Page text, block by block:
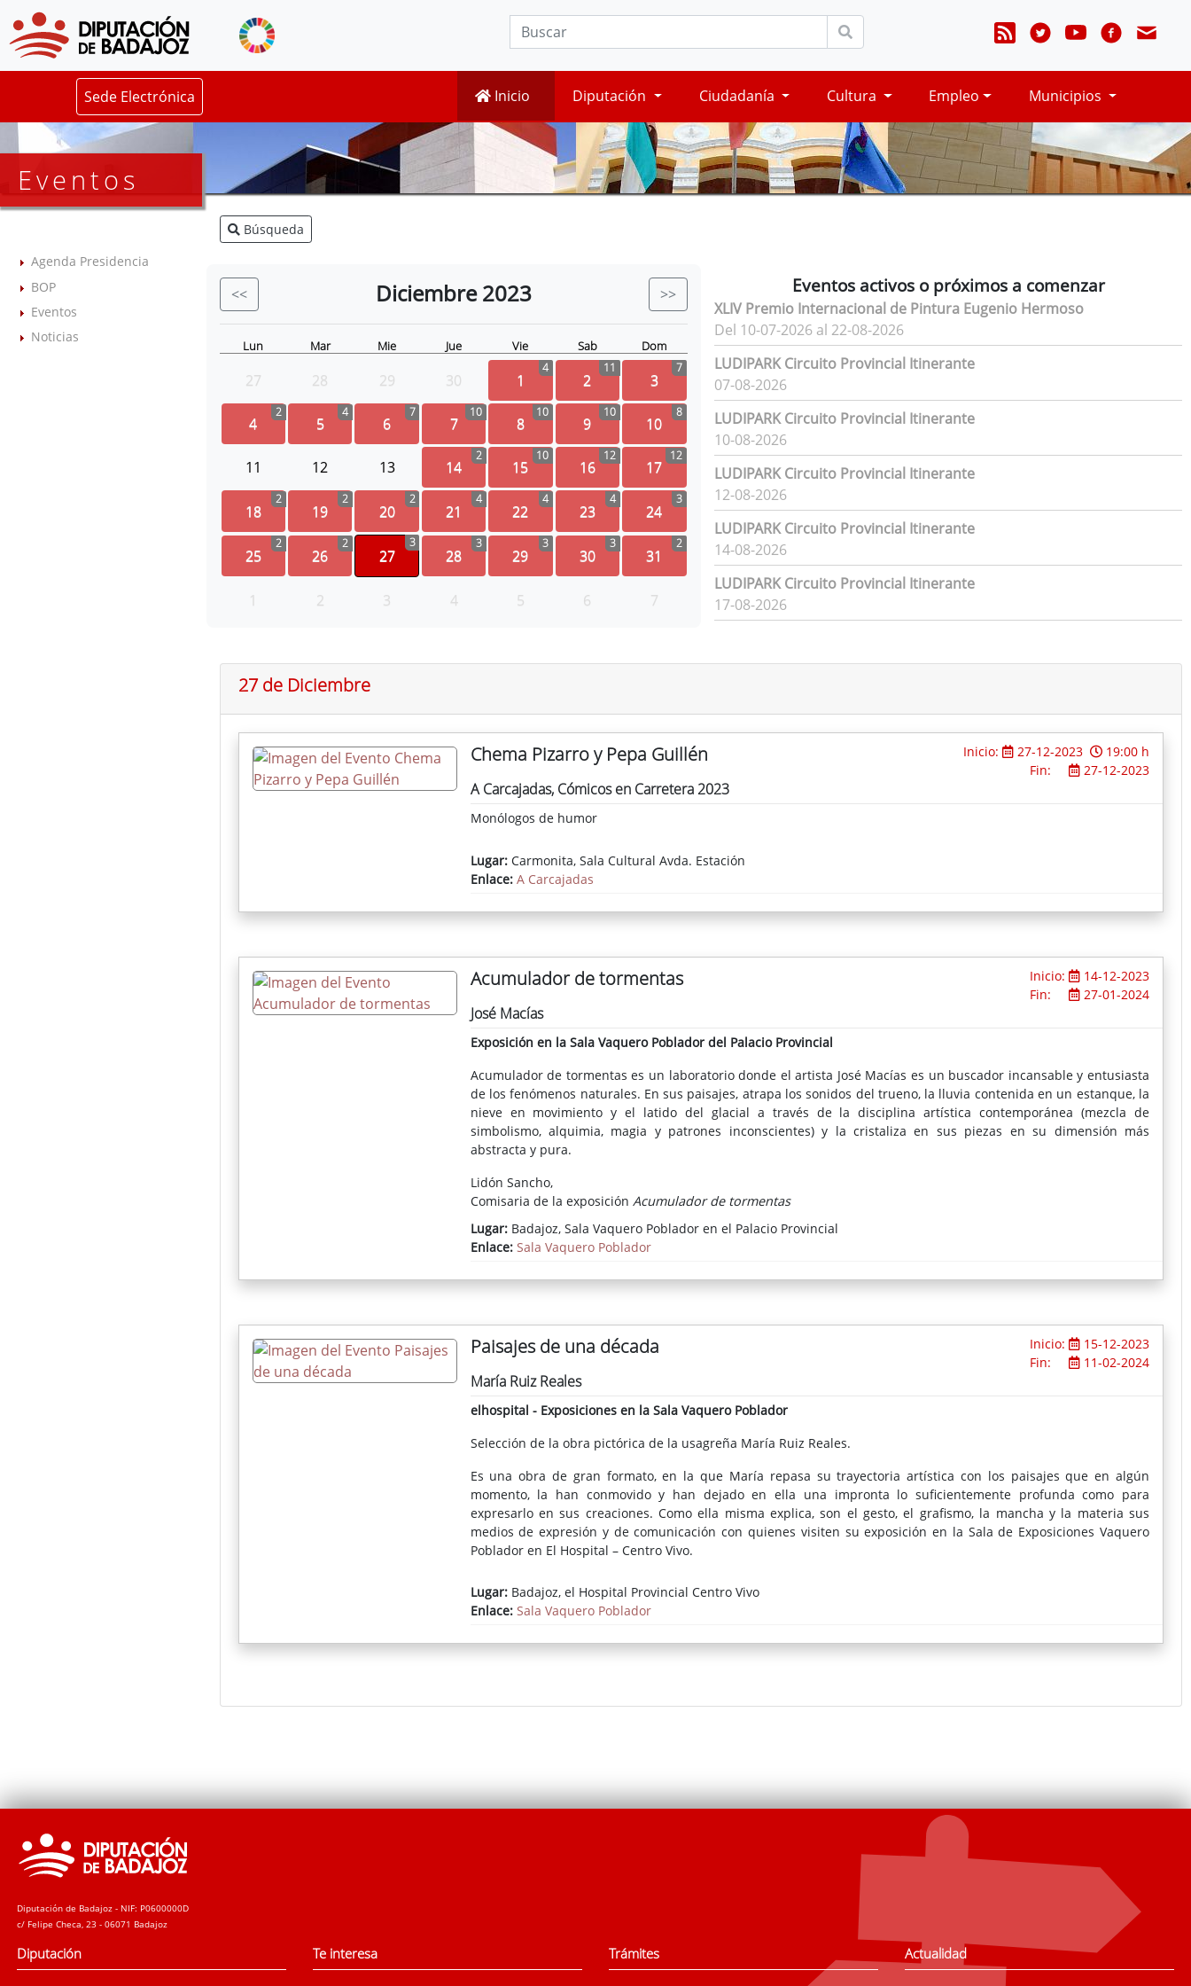
Sede Electrónica Inicio Diputación Ciudadanía Cultura Empleo Municipios
Eventos
Agenda Presidencia
BOP
Eventos
Noticias
Búsqueda
<< Diciembre 2023 >>
Lun Mar Mie Jue Vie Sab Dom
27 28 29 30 1
4
2
11
3
7
4
2
5
4
6
7
7
10
8
10
9
10
10
8
11 12 13 14
2
15
10
16
12
17
12
18
2
19
2
20
2
21
4
22
4
23
4
24
3
25
2
26
2
27
3
28
3
29
3
30
3
31
2
1 2 3 4 5 6 7
Eventos activos o próximos a comenzar
XLIV Premio Internacional de Pintura Eugenio Hermoso
Del 10-07-2026 al 22-08-2026
LUDIPARK Circuito Provincial Itinerante
07-08-2026
LUDIPARK Circuito Provincial Itinerante
10-08-2026
LUDIPARK Circuito Provincial Itinerante
12-08-2026
LUDIPARK Circuito Provincial Itinerante
14-08-2026
LUDIPARK Circuito Provincial Itinerante
17-08-2026
27 de Diciembre
Chema Pizarro y Pepa Guillén Inicio: 27-12-2023
19:00 h
Fin:
27-12-2023
A Carcajadas, Cómicos en Carretera 2023
Monólogos de humor
Lugar:Carmonita, Sala Cultural Avda. Estación
Enlace: A Carcajadas
Acumulador de tormentas Inicio:
14-12-2023
Fin:
27-01-2024
José Macías
Exposición en la Sala Vaquero Poblador del Palacio Provincial
Acumulador de tormentas es un laboratorio donde el artista José Macías es un buscador incansable y entusiasta
de los fenómenos naturales. En sus paisajes, atrapa los sonidos del trueno, la lluvia contenida en un estanque, la
nieve en movimiento y el latido del glacial a través de la disciplina artística contemporánea (mezcla de
simbolismo, alquimia, magia y patrones inconscientes) y la cristaliza en sus piezas en su dimensión más
abstracta y pura.
Lidón Sancho,
Comisaria de la exposición Acumulador de tormentas
Lugar:Badajoz, Sala Vaquero Poblador en el Palacio Provincial
Enlace: Sala Vaquero Poblador
Paisajes de una década Inicio:
15-12-2023
Fin:
11-02-2024
María Ruiz Reales
elhospital - Exposiciones en la Sala Vaquero Poblador
Selección de la obra pictórica de la usagreña María Ruiz Reales.
Es una obra de gran formato, en la que María repasa su trayectoria artística con los paisajes que en algún
momento, la han conmovido y han dejado en ella una impronta lo suficientemente profunda como para
expresarlo en sus creaciones. Como ella misma explica, son el gesto, el grafismo, la mancha y la materia sus
medios de expresión y de comunicación con quienes visiten su exposición en la Sala de Exposiciones Vaquero
Poblador en El Hospital – Centro Vivo.
Lugar:Badajoz, el Hospital Provincial Centro Vivo
Enlace: Sala Vaquero Poblador
Diputación de Badajoz - NIF: P0600000D
c/ Felipe Checa, 23 - 06071 Badajoz
Diputación Te interesa Trámites Actualidad